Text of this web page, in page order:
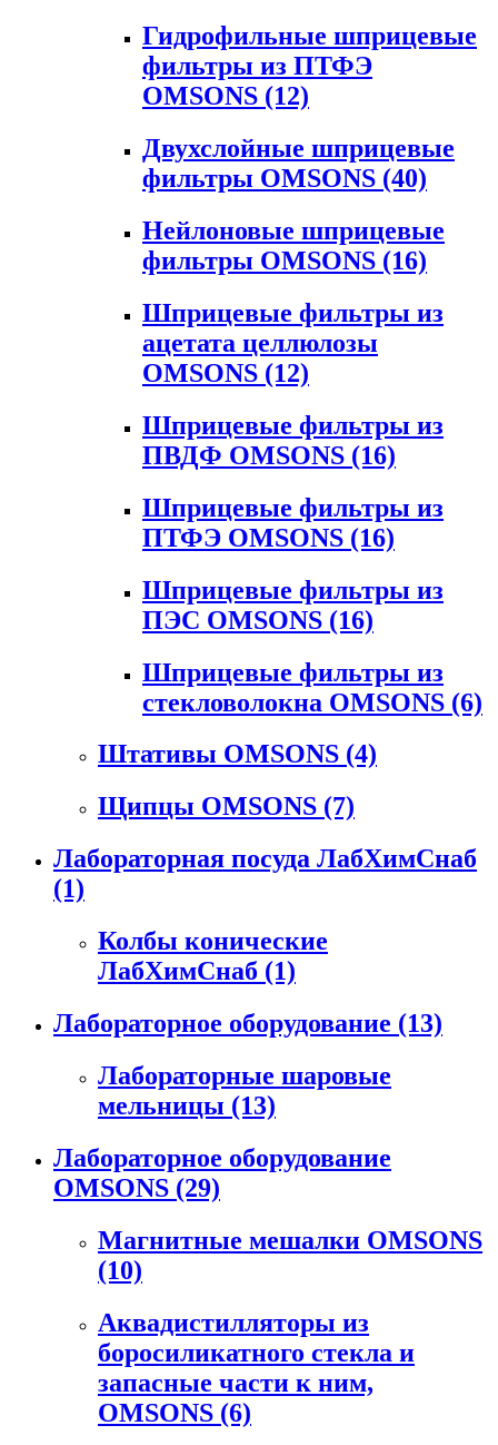
Гидрофильные шприцевые
фильтры из ПТФЭ
OMSONS (12)
Двухслойные шприцевые
фильтры OMSONS (40)
Нейлоновые шприцевые
фильтры OMSONS (16)
Шприцевые фильтры из
ацетата целлюлозы
OMSONS (12)
Шприцевые фильтры из
ПВДФ OMSONS (16)
Шприцевые фильтры из
ПТФЭ OMSONS (16)
Шприцевые фильтры из
ПЭС OMSONS (16)
Шприцевые фильтры из
стекловолокна OMSONS (6)
Штативы OMSONS (4)
Щипцы OMSONS (7)
Лабораторная посуда ЛабХимСнаб
(1)
Колбы конические
ЛабХимСнаб (1)
Лабораторное оборудование (13)
Лабораторные шаровые
мельницы (13)
Лабораторное оборудование
OMSONS (29)
Магнитные мешалки OMSONS
(10)
Аквадистилляторы из
боросиликатного стекла и
запасные части к ним,
OMSONS (6)